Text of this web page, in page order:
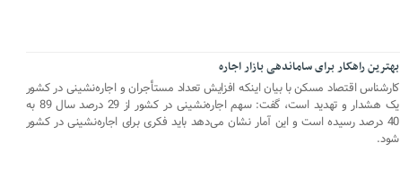
بهترین راهکار برای ساماندهی بازار اجاره
کارشناس اقتصاد مسکن با بیان اینکه افزایش تعداد مستأجران و اجاره‌نشینی در کشور
یک هشدار و تهدید است‌، گفت: سهم اجاره‌نشینی در کشور از 29 درصد سال 89 به
40 درصد رسیده است و این آمار نشان می‌دهد باید فکری برای اجاره‌نشینی در کشور
شود.